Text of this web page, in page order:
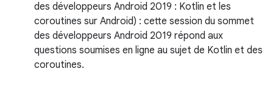
des développeurs Android 2019 : Kotlin et les
coroutines sur Android) : cette session du sommet
des développeurs Android 2019 répond aux
questions soumises en ligne au sujet de Kotlin et des
coroutines.